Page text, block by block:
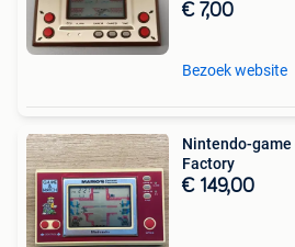
€ 7,00
Bezoek website
Nintendo-game
Factory
€ 149,00